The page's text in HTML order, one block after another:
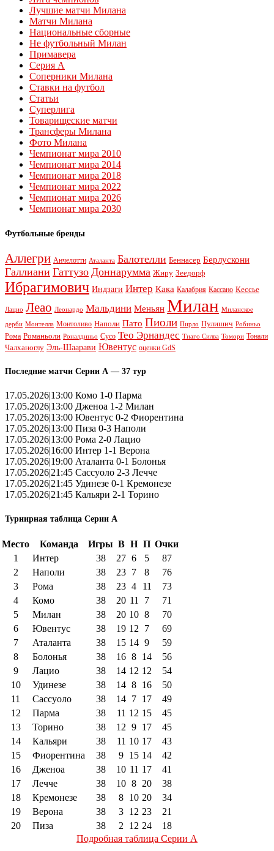
Лучшие матчи Милана
Матчи Милана
Национальные сборные
Не футбольный Милан
Примавера
Серия А
Соперники Милана
Ставки на футбол
Статьи
Суперлига
Товарищеские матчи
Трансферы Милана
Фото Милана
Чемпионат мира 2010
Чемпионат мира 2014
Чемпионат мира 2018
Чемпионат мира 2022
Чемпионат мира 2026
Чемпионат мира 2030
Футбольные бренды
Аллегри Анчелотти Аталанта Балотелли Беннасер Берлускони
Галлиани Гаттузо Доннарумма Жиру Зеедорф
Ибрагимович Индзаги Интер Кака Калабрия Кассано Кессье
Лацио Леао Леонардо Мальдини Меньян Милан Миланское
дерби Монтелла Монтоливо Наполи Пато Пиоли Пирло Пулишич Робиньо
Рома Романьоли Роналдиньо Сусо Тео Эрнандес Тиаго Силва Томори Тонали
Чалханоглу Эль-Шаарави Ювентус оценки GdS
Последние матчи Серии А — 37 тур
17.05.2026|13:00 Комо 1-0 Парма
17.05.2026|13:00 Дженоа 1-2 Милан
17.05.2026|13:00 Ювентус 0-2 Фиорентина
17.05.2026|13:00 Пиза 0-3 Наполи
17.05.2026|13:00 Рома 2-0 Лацио
17.05.2026|16:00 Интер 1-1 Верона
17.05.2026|19:00 Аталанта 0-1 Болонья
17.05.2026|21:45 Сассуоло 2-3 Лечче
17.05.2026|21:45 Удинезе 0-1 Кремонезе
17.05.2026|21:45 Кальяри 2-1 Торино
Турнирная таблица Серии А
Место Команда Игры В Н П Очки
1
Интер 38 27 6 5
87
2
Наполи 38 23 7 8
76
3
Рома 38 23 4 11
73
4
Комо 38 20 11 7
71
5
Милан 38 20 10 8
70
6
Ювентус 38 19 12 7
69
7
Аталанта 38 15 14 9
59
8
Болонья 38 16 8 14
56
9
Лацио 38 14 12 12
54
10
Удинезе 38 14 8 16
50
11
Сассуоло 38 14 7 17
49
12
Парма 38 11 12 15
45
13
Торино 38 12 9 17
45
14
Кальяри 38 11 10 17
43
15
Фиорентина 38 9 15 14
42
16
Дженоа 38 10 11 17
41
17
Лечче 38 10 8 20
38
18
Кремонезе 38 8 10 20
34
19
Верона 38 3 12 23
21
20
Пиза 38 2 12 24
18
Подробная таблица Серии А